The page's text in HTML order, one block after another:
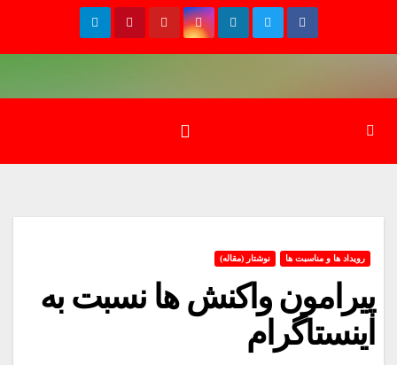
رویداد ها و مناسبت ها نوشتار (مقاله)
پیرامون واکنش ها نسبت به
اینستاگرام